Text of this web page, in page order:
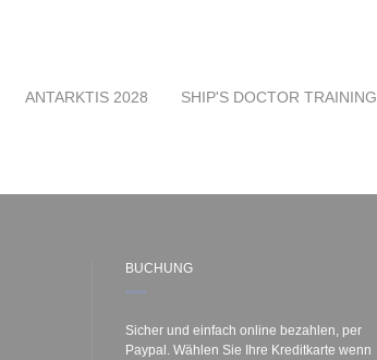
ANTARKTIS 2028 SHIP'S DOCTOR TRAINING
BUCHUNG
Sicher und einfach online bezahlen, per
Paypal. Wählen Sie Ihre Kreditkarte wenn